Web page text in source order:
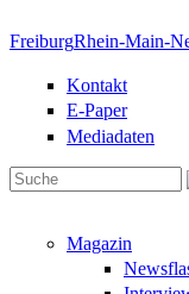
FreiburgRhein-Main-
Kontakt
E-Paper
Mediadaten
Magazin